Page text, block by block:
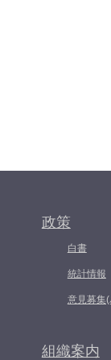
政策
白書
統計情報
意見募集(
組織案内